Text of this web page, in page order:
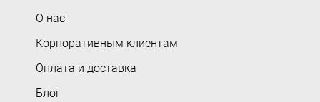
О нас
Корпоративным клиентам
Оплата и доставка
Блог